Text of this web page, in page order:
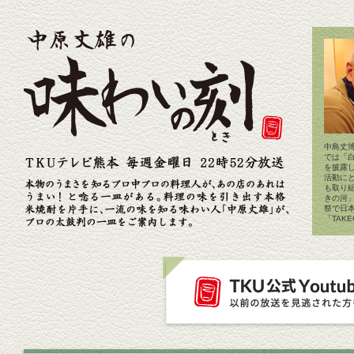
中島丈
では「
を披露
活動に
も取り
きの河
祭で日
「